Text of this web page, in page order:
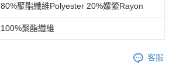
80%聚酯纖維Polyester 20%嫘縈Rayon
100%聚酯纖維
客服